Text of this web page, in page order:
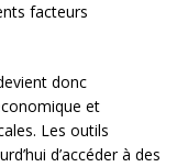
facteurs
donc
et
Les outils
d’accéder à des